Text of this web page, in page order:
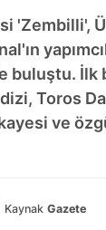
'Zembilli',
buluştu. İlk
Toros
ve
Kaynak Gazete